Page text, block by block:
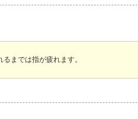
までは指が疲れます。